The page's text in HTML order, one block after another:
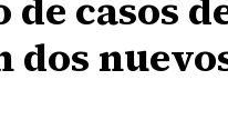
casos